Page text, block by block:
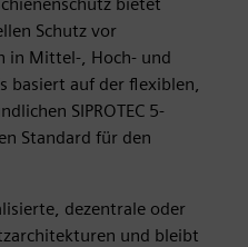
Schutz vor
in Mittel-, Hoch- und
basiert auf der flexiblen,
SIPROTEC 5-
Standard für den
dezentrale oder
und bleibt